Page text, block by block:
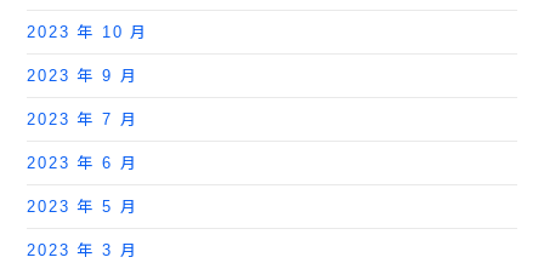
2023 年 10 月
2023 年 9 月
2023 年 7 月
2023 年 6 月
2023 年 5 月
2023 年 3 月